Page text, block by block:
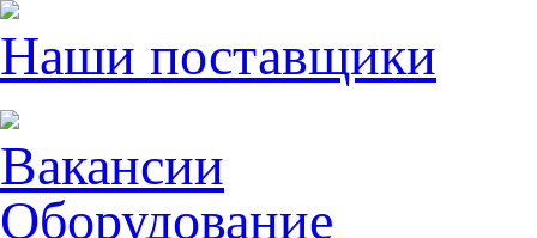
Наши поставщики
Вакансии
Оборудование